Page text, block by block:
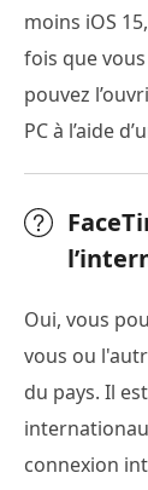
moins iOS
fois que
pouvez
PC à l’aide
Oui, vous
vous ou
du pays. Il
connexion